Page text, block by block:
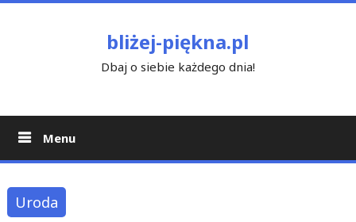
bliżej-piękna.pl
Dbaj o siebie każdego dnia!
Menu
Uroda